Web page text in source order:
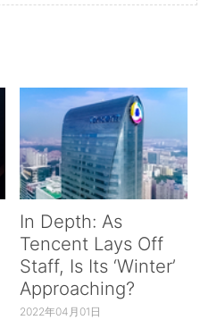
In Depth: As
Tencent Lays Off
Staff, Is Its ‘Winter’
Approaching?
2022年04月01日